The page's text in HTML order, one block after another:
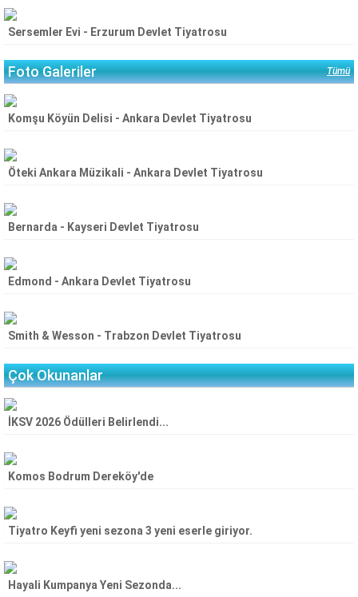
Sersemler Evi - Erzurum Devlet Tiyatrosu
Foto Galeriler Tümü
Komşu Köyün Delisi - Ankara Devlet Tiyatrosu
Öteki Ankara Müzikali - Ankara Devlet Tiyatrosu
Bernarda - Kayseri Devlet Tiyatrosu
Edmond - Ankara Devlet Tiyatrosu
Smith & Wesson - Trabzon Devlet Tiyatrosu
Çok Okunanlar
İKSV 2026 Ödülleri Belirlendi...
Komos Bodrum Dereköy'de
Tiyatro Keyfi yeni sezona 3 yeni eserle giriyor.
Hayali Kumpanya Yeni Sezonda...